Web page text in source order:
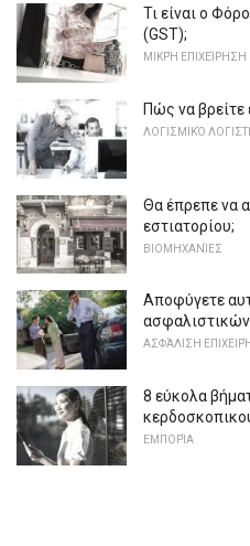
Τι είναι ο
(GST);
ΜΙΚΡΉ ΕΠΙΧΕΊΡΗΣΗ
Πώς να
ΛΟΓΙΣΜΙΚΌ
Θα έπρεπε να
εστιατορίου;
ΒΙΟΜΗΧΑΝΊΕΣ
Αποφύγετε
ΑΣΦΆΛΙΣΗ
8 εύκολα
ΕΜΠΟΡΊΑ